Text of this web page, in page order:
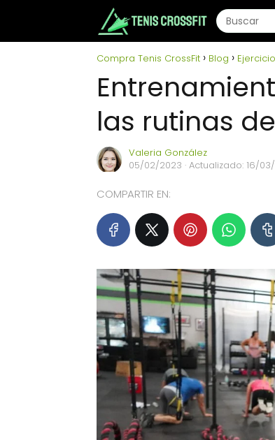
Compra Tenis CrossFit Blog
las rutinas
Valeria González
05/02/2023 · Actualizado: 16/
COMPARTIR EN: